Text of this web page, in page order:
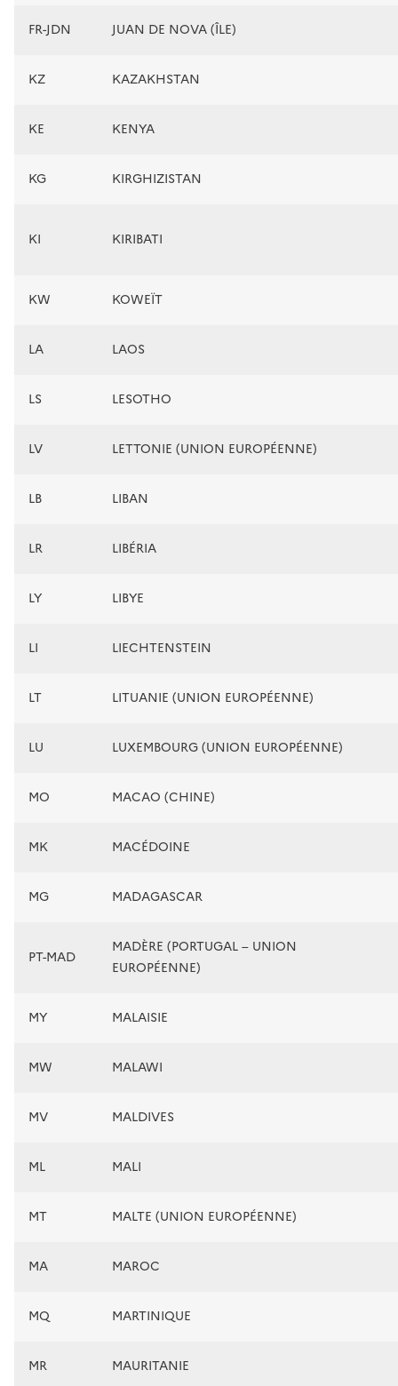
FR-JDN JUAN DE NOVA (ÎLE)
KZ KAZAKHSTAN
KE KENYA
KG KIRGHIZISTAN
KI KIRIBATI
KW KOWEÏT
LA LAOS
LS LESOTHO
LV LETTONIE (UNION EUROPÉENNE)
LB LIBAN
LR LIBÉRIA
LY LIBYE
LI LIECHTENSTEIN
LT LITUANIE (UNION EUROPÉENNE)
LU LUXEMBOURG (UNION EUROPÉENNE)
MO MACAO (CHINE)
MK MACÉDOINE
MG MADAGASCAR
PT-MAD
MADÈRE (PORTUGAL – UNION
EUROPÉENNE)
MY MALAISIE
MW MALAWI
MV MALDIVES
ML MALI
MT MALTE (UNION EUROPÉENNE)
MA MAROC
MQ MARTINIQUE
MR MAURITANIE